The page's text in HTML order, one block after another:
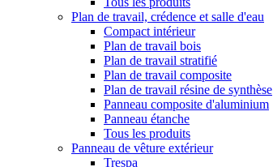
Plan de travail, crédence et salle d'eau
Compact intérieur
Plan de travail bois
Plan de travail stratifié
Plan de travail composite
Plan de travail résine de synthèse
Panneau composite d'aluminium
Panneau étanche
Tous les produits
Panneau de vêture extérieur
Trespa